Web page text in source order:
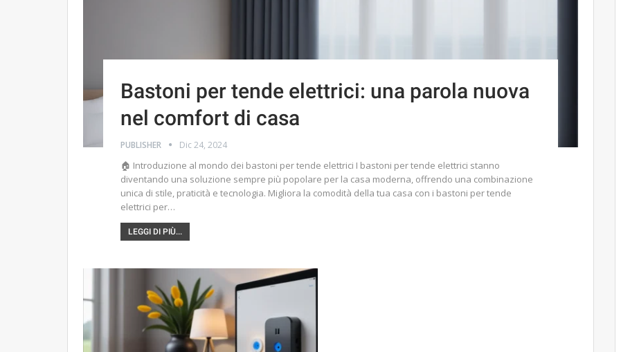
Bastoni per tende elettrici: una parola nuova
nel comfort di casa
PUBLISHER Dic 24, 2024
🏠 Introduzione al mondo dei bastoni per tende elettrici I bastoni per tende elettrici stanno
diventando una soluzione sempre più popolare per la casa moderna, offrendo una combinazione
unica di stile, praticità e tecnologia. Migliora la comodità della tua casa con i bastoni per tende
elettrici per…
LEGGI DI PIÙ...